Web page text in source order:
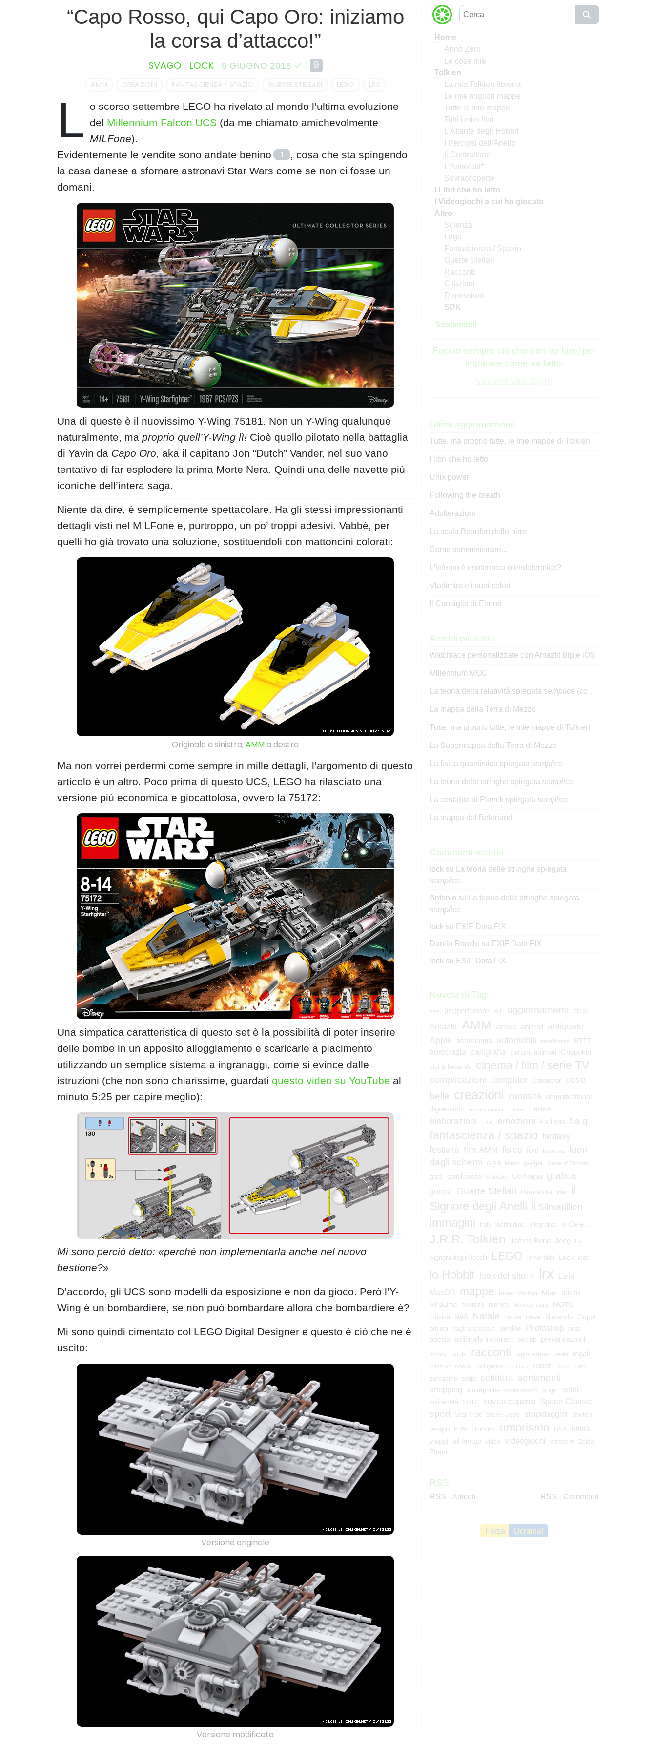
“Capo Rosso, qui Capo Oro: iniziamo
la corsa d’attacco!”
SVAGO LOCK 5 GIUGNO 2018 9
AMM CREAZIONI FANTASCIENZA / SPAZIO GUERRE STELLARI LEGO LRX
L o scorso settembre LEGO ha rivelato al mondo l’ultima evoluzione
del Millennium Falcon UCS (da me chiamato amichevolmente
MILFone).
Evidentemente le vendite sono andate benino
1
, cosa che sta spingendo
la casa danese a sfornare astronavi Star Wars come se non ci fosse un
domani.
Una di queste è il nuovissimo Y-Wing 75181. Non un Y-Wing qualunque
naturalmente, ma proprio quell’Y-Wing lì! Cioè quello pilotato nella battaglia
di Yavin da Capo Oro, aka il capitano Jon “Dutch” Vander, nel suo vano
tentativo di far esplodere la prima Morte Nera. Quindi una delle navette più
iconiche dell’intera saga.
Niente da dire, è semplicemente spettacolare. Ha gli stessi impressionanti
dettagli visti nel MILFone e, purtroppo, un po’ troppi adesivi. Vabbè, per
quelli ho già trovato una soluzione, sostituendoli con mattoncini colorati:
Originale a sinistra,AMMa destra
Ma non vorrei perdermi come sempre in mille dettagli, l’argomento di questo
articolo è un altro. Poco prima di questo UCS, LEGO ha rilasciato una
versione più economica e giocattolosa, ovvero la 75172:
Una simpatica caratteristica di questo set è la possibilità di poter inserire
delle bombe in un apposito alloggiamento e scaricarle a piacimento
utilizzando un semplice sistema a ingranaggi, come si evince dalle
istruzioni (che non sono chiarissime, guardati questo video su YouTube al
minuto 5:25 per capire meglio):
Mi sono perciò detto: «perché non implementarla anche nel nuovo
bestione?»
D’accordo, gli UCS sono modelli da esposizione e non da gioco. Però l’Y-
Wing è un bombardiere, se non può bombardare allora che bombardiere è?
Mi sono quindi cimentato col LEGO Digital Designer e questo è ciò che ne è
uscito:
Versione originale
Versione modificata
C
e
H ome
Anno Zero
Le cose mie
Tolkien
La mia Tol kien-libreria
Le mie migliori mappe
Tutte le mie mappe
Tutti i miei libri
L’Atlante degli Hobbit
I Percorsi dell’Anello
Contrattone
L’Astrola bi*
Sovraccoperte
Libri che ho letto
Videogiochi a cui ho giocato
Altro
Scienza
ego
Fantascienza / Spazio
Guerre Stellari
Racconti
Citazioni
Digressioni
SDK
Sostienimi!
Faccio sempre ciò che non so fare, per
imparare come va fatto.
Ultimi aggiornamenti
Tutte, ma proprio tutte, le mie mappe di Tolkien
I libri che ho letto
Unix power
Following the breath
Adulterazioni
La scala Beaufort delle birre
Come somministrare...
L'inferno è esotermico o endotermico?
Vladimiro e i suoi colori
Il Consiglio di Elrond
Articoli più letti
Watchface personalizzate con Amazfit Bip e iOS
Millennium MOC
La teoria della relatività spiegata semplice (con l’aiuto di Spok)
La mappa della Terra di Mezzo
Tutte, ma proprio tutte, le mie mappe di Tolkien
La Supermappa della Terra di Mezzo
La fisica quantistica spiegata semplice
La teoria delle stringhe spiegata semplice
La costante di Planck spiegata semplice
La mappa del Beleriand
Commenti recenti
lock su
La teoria delle stringhe spiegata
semplice
Antonio su
La teoria delle stringhe spiegata
semplice
lock su EXIF Data FIX
Danilo Ronchi su EXIF Data FIX
lock su EXIF Data FIX
Nuvola di Tag
<>< (im)perfezione A.I. aggiornamenti alcol
Amazfit AMM amore animali antiquato
Apple astronomia automobili beneficenza BTTF
burocrazia calligrafia cartoni animati Chogokin
cibi & bevande cinema / film / serie TV
complicazioni computer Conqueror
cose
belle creazioni curiosità
demotivational
digressioni
discriminazione Drobo Einstein
elaborazioni Elite emozioni Ex libris f.a.q.
fantascienza / spazio fantasy
festività film AMM fisica font fotografia
fuori
dagli schemi
G.R.R. Martin gadget Game of Thrones
gatti gentil sesso Goldrake Go Nagai grafica
guerra Guerre Stellari Harry Potter idee
il
Signore degli Anelli
il Silmarillion
immagini Indy inettitudine infografica io Ce e...
J.R.R. Tolkien James Bond Jeeg La
Signora degli Uccelli LEGO lemonskin Lock logo
lo Hobbit look del sito lr lrx Luna
MacOS mappe mare Mazinga Mian micro
MinaLima mistero monete Monkey Island MOTU
musica NAS Natale natura neve Nintendo Oops!
orologi pagina speciale perdite Photoshop pirati
poesia politically incorrect pop-up prevaricazioni
privacy quote racconti ragionamenti rarità regali
relazioni sociali religione restauro robot Rubik
rune
sarcasmo
script scrittura sentimenti
shopping smartphone social network sogni soldi
solidarietà SOTC sovraccoperte Space Classic
sport Star Trek Steve Jobs stupidaggini
Switch
tempo
truffe Ucraina umorismo USA
utilità
viaggi nel tempo
video videogiochi western Zelda
Zippo
RSS
RSS - Articoli RSS - Commenti
Forza Ucraina!